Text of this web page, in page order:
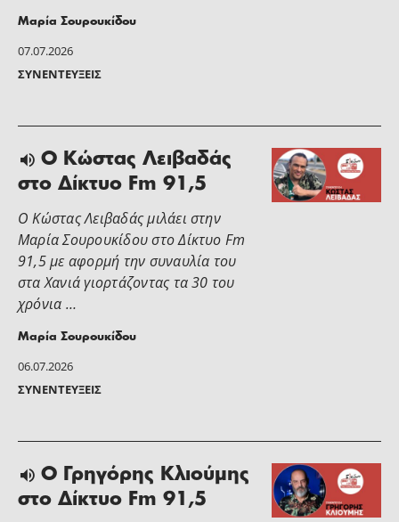
07.07.2026
ΣΥΝΕΝΤΕΎΞΕΙΣ
Μαρία Σουρουκίδου
06.07.2026
ΣΥΝΕΝΤΕΎΞΕΙΣ
Ο Κώστας Λειβαδάς
στο Δίκτυο Fm 91,5
Ο Κώστας Λειβαδάς μιλάει στην
Μαρία Σουρουκίδου στο Δίκτυο Fm
91,5 με αφορμή την συναυλία του
στα Χανιά γιορτάζοντας τα 30 του
χρόνια …
Μαρία Σουρουκίδου
Ο Γρηγόρης Κλιούμης
στο Δίκτυο Fm 91,5